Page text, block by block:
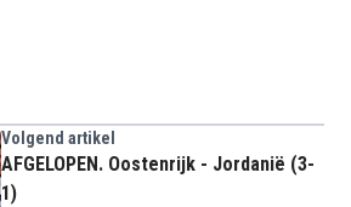
Volgend artikel
AFGELOPEN. Oostenrijk - Jordanië (3-
1)